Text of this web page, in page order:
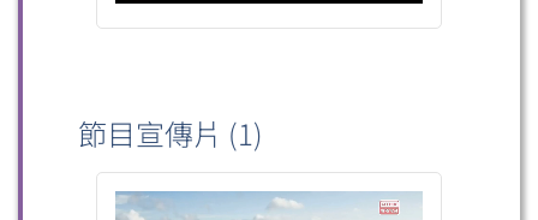
節目宣傳片 (1)